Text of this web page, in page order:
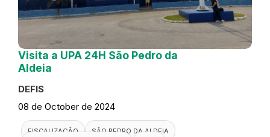
Visita a UPA 24H São Pedro da
Aldeia
DEFIS
08 de October de 2024
FISCALIZAÇÃO
SÃO PEDRO DA ALDEIA